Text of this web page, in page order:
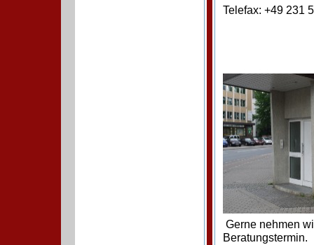
Telefax: +49 231
Gerne nehmen
Beratungstermin.